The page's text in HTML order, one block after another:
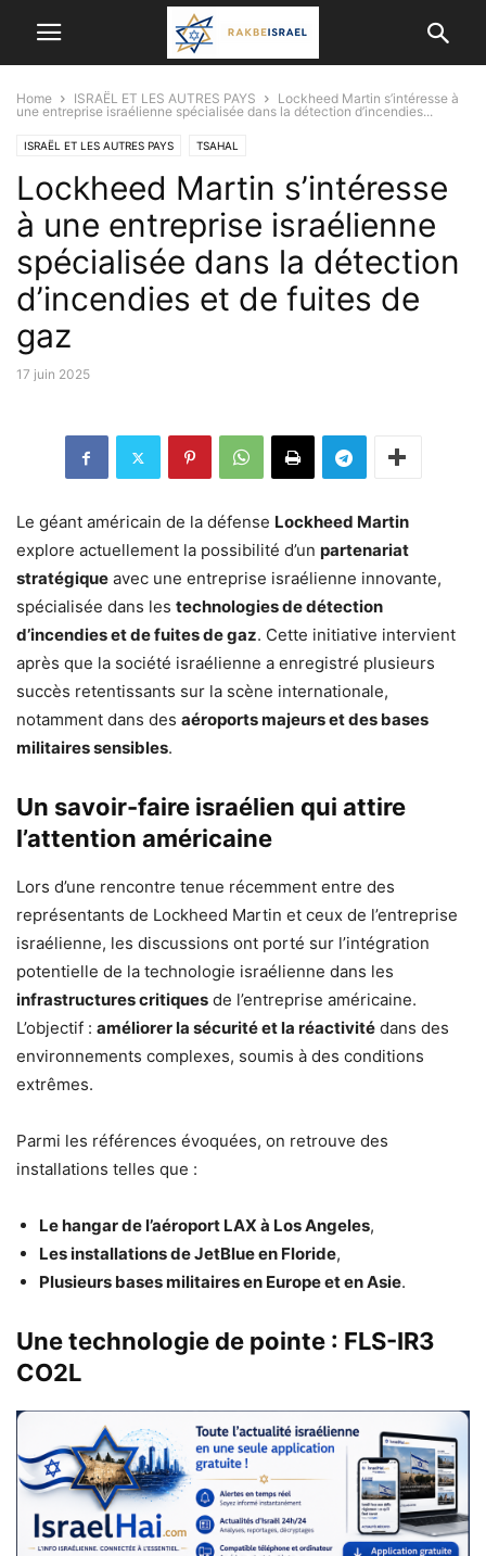
Home ISRAËL ET LES AUTRES PAYS
Lockheed Martin s’intéresse à
une entreprise israélienne spécialisée dans la détection d’incendies...
ISRAËL ET LES AUTRES PAYS TSAHAL
Lockheed Martin s’intéresse
à une entreprise israélienne
spécialisée dans la détection
d’incendies et de fuites de
gaz
17 juin 2025
Le géant américain de la défense Lockheed Martin
explore actuellement la possibilité d’un partenariat
stratégique avec une entreprise israélienne innovante,
spécialisée dans les technologies de détection
d’incendies et de fuites de gaz. Cette initiative intervient
après que la société israélienne a enregistré plusieurs
succès retentissants sur la scène internationale,
notamment dans des aéroports majeurs et des bases
militaires sensibles.
Un savoir-faire israélien qui attire
l’attention américaine
Lors d’une rencontre tenue récemment entre des
représentants de Lockheed Martin et ceux de l’entreprise
israélienne, les discussions ont porté sur l’intégration
potentielle de la technologie israélienne dans les
infrastructures critiques de l’entreprise américaine.
L’objectif : améliorer la sécurité et la réactivité dans des
environnements complexes, soumis à des conditions
extrêmes.
Parmi les références évoquées, on retrouve des
installations telles que :
Le hangar de l’aéroport LAX à Los Angeles,
Les installations de JetBlue en Floride,
Plusieurs bases militaires en Europe et en Asie.
Une technologie de pointe : FLS-IR3
CO2L